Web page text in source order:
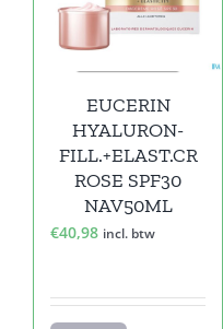
EUCERIN
HYALURON-
FILL.+ELAST.CR
ROSE SPF30
NAV50ML
€40,98 incl. btw